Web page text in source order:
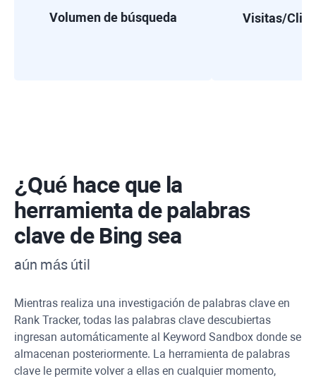
Volumen de búsqueda Visitas/
¿Qué hace que la
herramienta de palabras
clave de Bing sea
aún más útil
Mientras realiza una investigación de palabras clave en
Rank Tracker, todas las palabras clave descubiertas
ingresan automáticamente al Keyword Sandbox donde se
almacenan posteriormente. La herramienta de palabras
clave le permite volver a ellas en cualquier momento,